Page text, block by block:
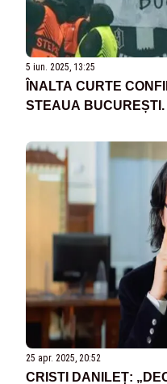
5 iun. 2025, 13:25
ÎNALTA CURTE
STEAUA
25 apr. 2025, 20:52
CRISTI DANILEȚ: